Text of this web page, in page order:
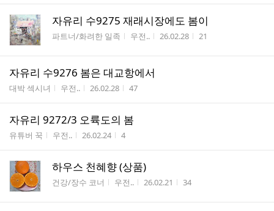
자유리 수9275 재래시장에도 봄이
게시판명
파트너/화려한 일족 작성자
우전.. 작성시간
26.02.28 조회수
21
자유리 수9276 봄은 대교항에서
게시판명
대박 섹시녀 작성자
우전.. 작성시간
26.02.28 조회수
47
자유리 9272/3 오륙도의 봄
게시판명
유튜버 꾹 작성자
우전.. 작성시간
26.02.24 조회수
4
하우스 천혜향 (상품)
게시판명
건강/장수 코너 작성자
우전.. 작성시간
26.02.21 조회수
34